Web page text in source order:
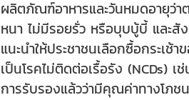
ผลิตภัณฑ์อาหารและวันหมดอายุว่
หนา ไม่มีรอยรั่ว หรือบุบบู้บี้ และสั
แนะนำให้ประชาชนเลือกซื้อกระ
เป็นโรคไม่ติดต่อเรื้อรัง (NCDs)
การรับรองแล้วว่ามีคุณค่าทางโภช